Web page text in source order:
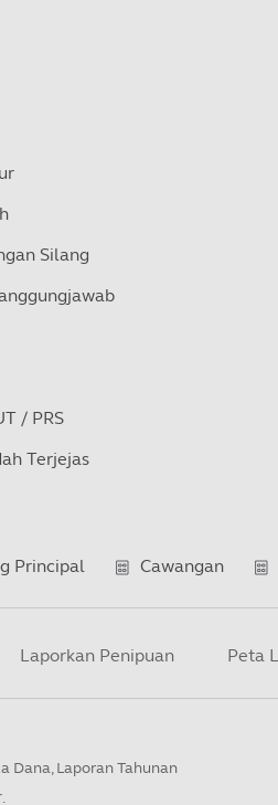
Silang
/ PRS
Terjejas
Principal Cawangan
Laporkan Penipuan Peta
Dana, Laporan Tahunan
.